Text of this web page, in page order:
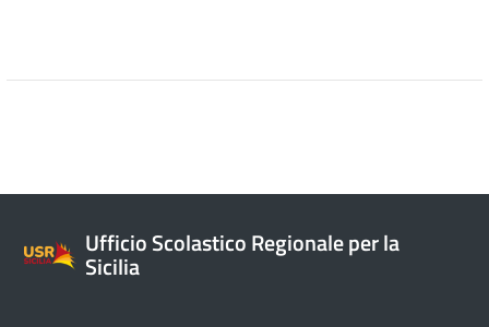
Ufficio Scolastico Regionale per la
Sicilia